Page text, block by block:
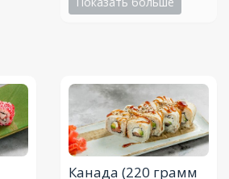
Канада (220 грамм